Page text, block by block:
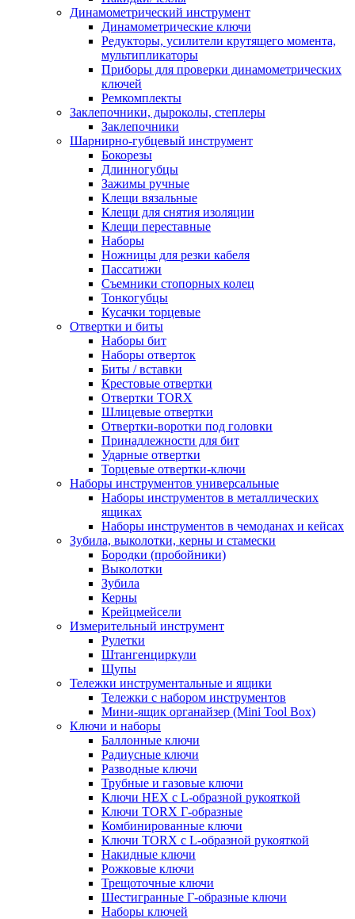
Динамометрический инструмент
Динамометрические ключи
Редукторы, усилители крутящего момента,
мультипликаторы
Приборы для проверки динамометрических
ключей
Ремкомплекты
Заклепочники, дыроколы, степлеры
Заклепочники
Шарнирно-губцевый инструмент
Бокорезы
Длинногубцы
Зажимы ручные
Клещи вязальные
Клещи для снятия изоляции
Клещи переставные
Наборы
Ножницы для резки кабеля
Пассатижи
Съемники стопорных колец
Тонкогубцы
Кусачки торцевые
Отвертки и биты
Наборы бит
Наборы отверток
Биты / вставки
Крестовые отвертки
Отвертки TORX
Шлицевые отвертки
Отвертки-воротки под головки
Принадлежности для бит
Ударные отвертки
Торцевые отвертки-ключи
Наборы инструментов универсальные
Наборы инструментов в металлических
ящиках
Наборы инструментов в чемоданах и кейсах
Зубила, выколотки, керны и стамески
Бородки (пробойники)
Выколотки
Зубила
Керны
Крейцмейсели
Измерительный инструмент
Рулетки
Штангенциркули
Щупы
Тележки инструментальные и ящики
Тележки с набором инструментов
Мини-ящик органайзер (Mini Tool Box)
Ключи и наборы
Баллонные ключи
Радиусные ключи
Разводные ключи
Трубные и газовые ключи
Ключи HEX с L-образной рукояткой
Ключи TORX Г-образные
Комбинированные ключи
Ключи TORX с L-образной рукояткой
Накидные ключи
Рожковые ключи
Трещоточные ключи
Шестигранные Г-образные ключи
Наборы ключей